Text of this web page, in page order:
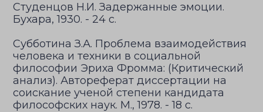
Студенцов Н.И. Задержанные эмоции.
Бухара, 1930. - 24 с.
Субботина З.А. Проблема взаимодействия
человека и техники в социальной
философии Эриха Фромма: (Критический
анализ). Автореферат диссертации на
соискание ученой степени кандидата
философских наук. М., 1978. - 18 с.